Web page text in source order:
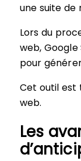
une suite de
Lors du
web,
pour
Cet outil est
web.
Les